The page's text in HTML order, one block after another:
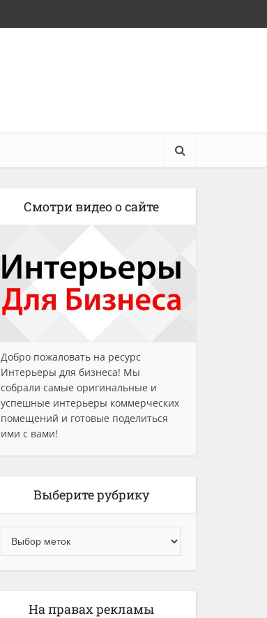
Смотри видео о сайте
Добро пожаловать на ресурс
Интерьеры для бизнеса! Мы
собрали самые оригинальные и
успешные интерьеры коммерческих
помещений и готовые поделиться
ими с вами!
Выберите рубрику
На правах рекламы